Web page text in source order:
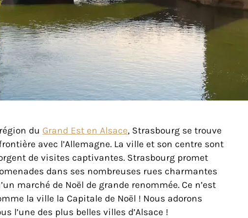
du Grand Est en Alsace, Strasbourg se trouve
avec l’Allemagne. La ville et son centre sont
de visites captivantes. Strasbourg promet
dans ses nombreuses rues charmantes
marché de Noël de grande renommée. Ce n’est
la ville la Capitale de Noël ! Nous adorons
l’une des plus belles villes d’Alsace !